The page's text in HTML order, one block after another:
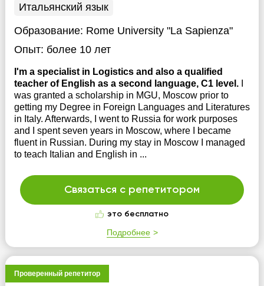
Итальянский язык
Образование: Rome University "La Sapienza"
Опыт: более 10 лет
I'm a specialist in Logistics and also a qualified
teacher of English as a second language, C1 level.
was granted a scholarship in MGU, Moscow prior to
getting my Degree in Foreign Languages and Literatures
in Italy. Afterwards, I went to Russia for work purposes
and I spent seven years in Moscow, where I became
fluent in Russian. During my stay in Moscow I managed
to teach Italian and English in ...
Связаться с репетитором
это бесплатно
Подробнее
Проверенный репетитор